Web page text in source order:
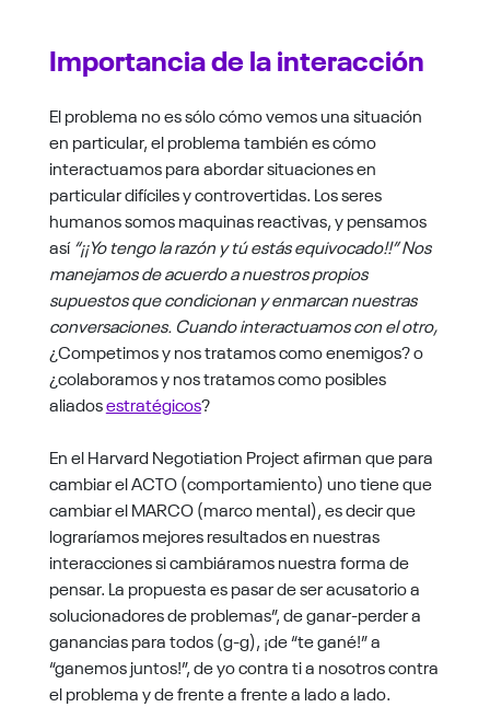
Importancia de la interacción
El problema no es sólo cómo vemos una situación
en particular, el problema también es cómo
interactuamos para abordar situaciones en
particular difíciles y controvertidas. Los seres
humanos somos maquinas reactivas, y pensamos
así“¡¡Yo tengo la razón y tú estás equivocado!!” Nos
manejamos de acuerdo a nuestros propios
supuestos que condicionan y enmarcan nuestras
conversaciones. Cuando interactuamos con el otro,
¿Competimos y nos tratamos como enemigos? o
¿colaboramos y nos tratamos como posibles
aliadosestratégicos?
En el Harvard Negotiation Project afirman que para
cambiar el ACTO (comportamiento) uno tiene que
cambiar el MARCO (marco mental), es decir que
lograríamos mejores resultados en nuestras
interacciones si cambiáramos nuestra forma de
pensar. La propuesta es pasar de ser acusatorio a
solucionadores de problemas”, de ganar-perder a
ganancias para todos (g-g), ¡de “te gané!” a
“ganemos juntos!”, de yo contra ti a nosotros contra
el problema y de frente a frente a lado a lado.